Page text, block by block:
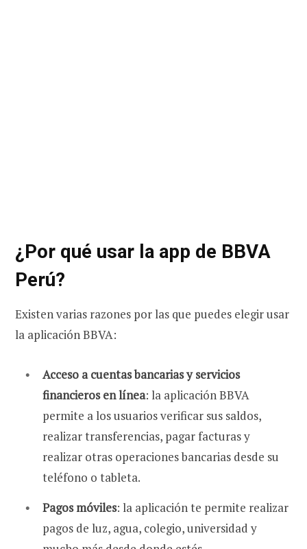
¿Por qué usar la app de BBVA
Perú?
Existen varias razones por las que puedes elegir usar
la aplicación BBVA:
Acceso a cuentas bancarias y servicios
financieros en línea: la aplicación BBVA
permite a los usuarios verificar sus saldos,
realizar transferencias, pagar facturas y
realizar otras operaciones bancarias desde su
teléfono o tableta.
Pagos móviles: la aplicación te permite realizar
pagos de luz, agua, colegio, universidad y